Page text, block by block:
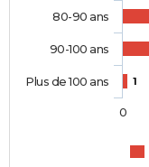
1
80-90 ans
90-100 ans
Plus de 100 ans
0